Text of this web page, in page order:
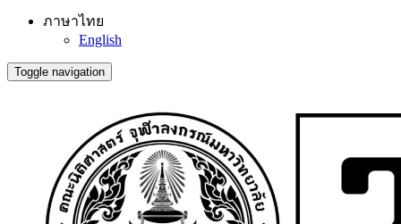
ภาษาไทย
English
Toggle navigation